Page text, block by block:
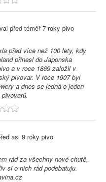
před téměř 7 roky pivo
před více než 100 lety, kdy
přinesl do Japonska
a v roce 1869 založil v
pivovar. V roce 1907 byl
a dnes se jedná o jeden
asi 9 roky pivo
rád za všechny nové chutě,
si o nich rád podebatuju.